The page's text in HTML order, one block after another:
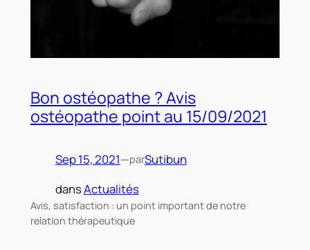
Bon ostéopathe ? Avis
ostéopathe point au 15/09/2021
Sep 15, 2021—parSutibun
dansActualités
Avis, satisfaction : un point important de notre
relation thérapeutique